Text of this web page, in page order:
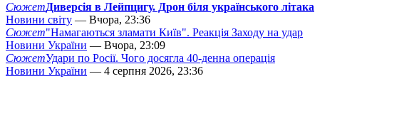
СюжетДиверсія в Лейпцигу. Дрон біля українського літака
Новини світу — Вчора, 23:36
Сюжет"Намагаються зламати Київ". Реакція Заходу на удар
Новини України — Вчора, 23:09
СюжетУдари по Росії. Чого досягла 40-денна операція
Новини України — 4 серпня 2026, 23:36